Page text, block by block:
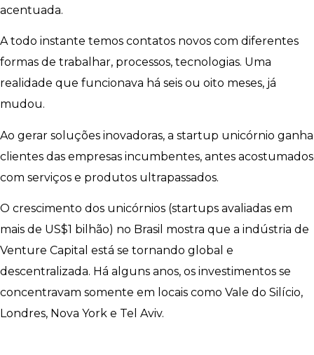
acentuada.
A todo instante temos contatos novos com diferentes
formas de trabalhar, processos, tecnologias. Uma
realidade que funcionava há seis ou oito meses, já
mudou.
Ao gerar soluções inovadoras, a startup unicórnio ganha
clientes das empresas incumbentes, antes acostumados
com serviços e produtos ultrapassados.
O crescimento dos unicórnios (startups avaliadas em
mais de US$1 bilhão) no Brasil mostra que a indústria de
Venture Capital está se tornando global e
descentralizada. Há alguns anos, os investimentos se
concentravam somente em locais como Vale do Silício,
Londres, Nova York e Tel Aviv.